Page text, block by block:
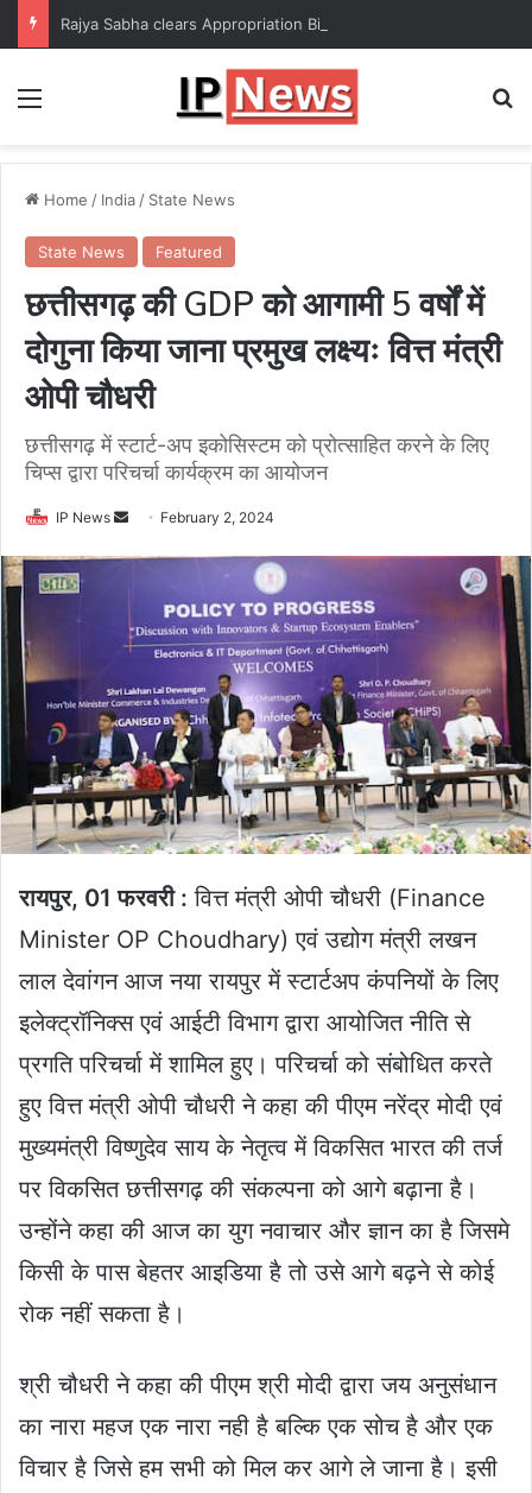
Menu
Home / India/ State News
State News Featured
छत्तीसगढ़ की GDP को आगामी 5 वर्षों में
दोगुना किया जाना प्रमुख लक्ष्यः वित्त मंत्री
ओपी चौधरी
छत्तीसगढ़ में स्टार्ट-अप इकोसिस्टम को प्रोत्साहित करने के लिए
चिप्स द्वारा परिचर्चा कार्यक्रम का आयोजन
IP News
Send February 2, 2024
रायपुर, 01 फरवरी : वित्त मंत्री ओपी चौधरी (Finance
Minister OP Choudhary) एवं उद्योग मंत्री लखन
लाल देवांगन आज नया रायपुर में स्टार्टअप कंपनियों के लिए
इलेक्ट्रॉनिक्स एवं आईटी विभाग द्वारा आयोजित नीति से
प्रगति परिचर्चा में शामिल हुए। परिचर्चा को संबोधित करते
हुए वित्त मंत्री ओपी चौधरी ने कहा की पीएम नरेंद्र मोदी एवं
मुख्यमंत्री विष्णुदेव साय के नेतृत्व में विकसित भारत की तर्ज
पर विकसित छत्तीसगढ़ की संकल्पना को आगे बढ़ाना है।
उन्होंने कहा की आज का युग नवाचार और ज्ञान का है जिसमे
किसी के पास बेहतर आइडिया है तो उसे आगे बढ़ने से कोई
रोक नहीं सकता है।
श्री चौधरी ने कहा की पीएम श्री मोदी द्वारा जय अनुसंधान
का नारा महज एक नारा नही है बल्कि एक सोच है और एक
विचार है जिसे हम सभी को मिल कर आगे ले जाना है। इसी